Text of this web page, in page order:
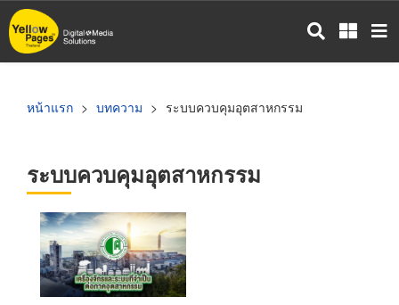
ข้าม
ไป
หน้าแรก บทความ ระบบควบคุมอุตสาหกรรม
ระบบควบคุมอุตสาหกรรม